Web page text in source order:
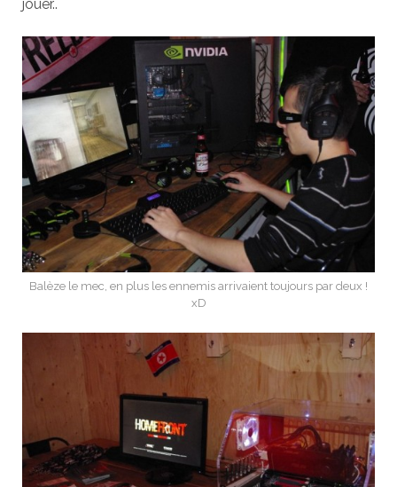
jouer..
Balèze le mec, en plus les ennemis arrivaient toujours par deux !
xD